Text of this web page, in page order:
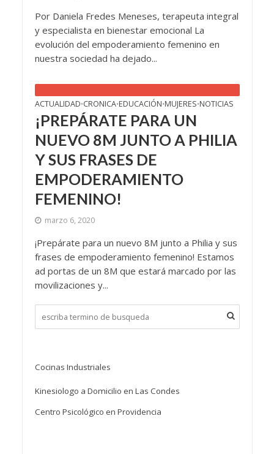
Por Daniela Fredes Meneses, terapeuta integral
y especialista en bienestar emocional La
evolución del empoderamiento femenino en
nuestra sociedad ha dejado...
ACTUALIDAD•CRONICA•EDUCACIÓN•MUJERES•NOTICIAS
¡PREPÁRATE PARA UN
NUEVO 8M JUNTO A PHILIA
Y SUS FRASES DE
EMPODERAMIENTO
FEMENINO!
marzo 6, 2020
¡Prepárate para un nuevo 8M junto a Philia y sus
frases de empoderamiento femenino! Estamos
ad portas de un 8M que estará marcado por las
movilizaciones y...
Cocinas Industriales
Kinesiologo a Domicilio en Las Condes
Centro Psicológico en Providencia